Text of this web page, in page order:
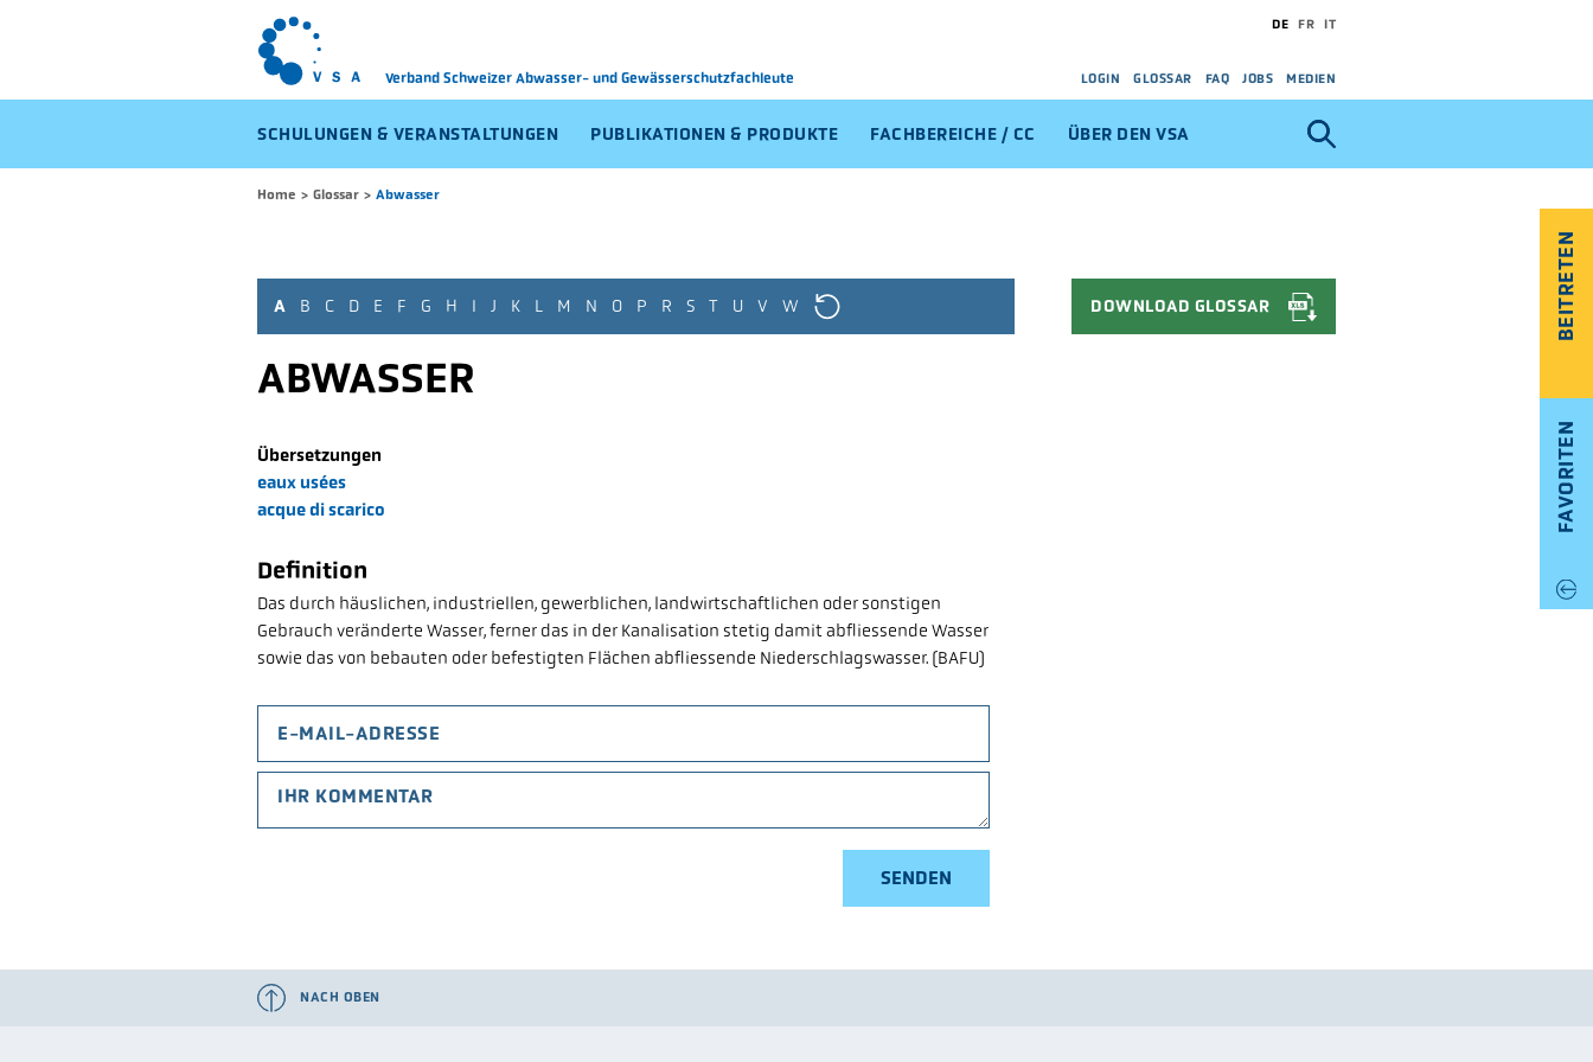
Verband Schweizer Abwasser-und Gewässerschutzfachleute
DE FR IT
LOGIN GLOSSAR FAQ JOBS MEDIEN
SCHULUNGEN & VERANSTALTUNGEN PUBLIKATIONEN & PRODUKTE FACHBEREICHE / CC ÜBER DEN VSA
BEITRETEN
FAVORITEN
Home > Glossar > Abwasser
A B C D E F G H I J K L M N O P R S T U V W DOWNLOAD GLOSSAR
ABWASSER
Übersetzungen
eaux usées
acque di scarico
Definition
Das durch häuslichen, industriellen, gewerblichen, landwirtschaftlichen oder sonstigen
Gebrauch veränderte Wasser, ferner das in der Kanalisation stetig damit abfliessende Wasser
sowie das von bebauten oder befestigten Flächen abfliessende Niederschlagswasser. (BAFU)
NACH OBEN